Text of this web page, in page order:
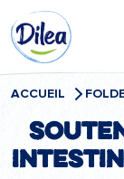
Passer
au
contenu
Dilea
Zero
ACCUEIL